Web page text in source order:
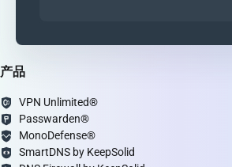
产品
VPN Unlimited®
Passwarden®
MonoDefense®
SmartDNS by KeepSolid